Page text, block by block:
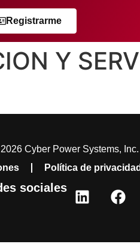
Registrarme
Y
Cyber Power Systems,
Política de privacidad
sociales